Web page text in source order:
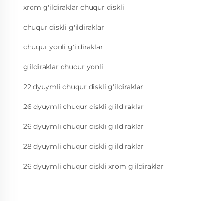
xrom g'ildiraklar chuqur diskli
chuqur diskli g'ildiraklar
chuqur yonli g'ildiraklar
g'ildiraklar chuqur yonli
22 dyuymli chuqur diskli g'ildiraklar
26 dyuymli chuqur diskli g'ildiraklar
26 dyuymli chuqur diskli g'ildiraklar
28 dyuymli chuqur diskli g'ildiraklar
26 dyuymli chuqur diskli xrom g'ildiraklar